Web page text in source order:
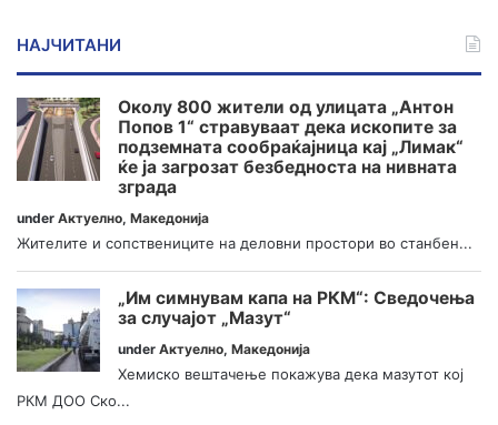
НАЈЧИТАНИ
Околу 800 жители од улицата „Антон
Попов 1“ стравуваат дека ископите за
подземната сообраќајница кај „Лимак“
ќе ја загрозат безбедноста на нивната
зграда
under Актуелно, Македонија
Жителите и сопствениците на деловни простори во станбен...
„Им симнувам капа на РКМ“: Сведочења
за случајот „Мазут“
under Актуелно, Македонија
Хемиско вештачење покажува дека мазутот кој
РКМ ДОО Ско...